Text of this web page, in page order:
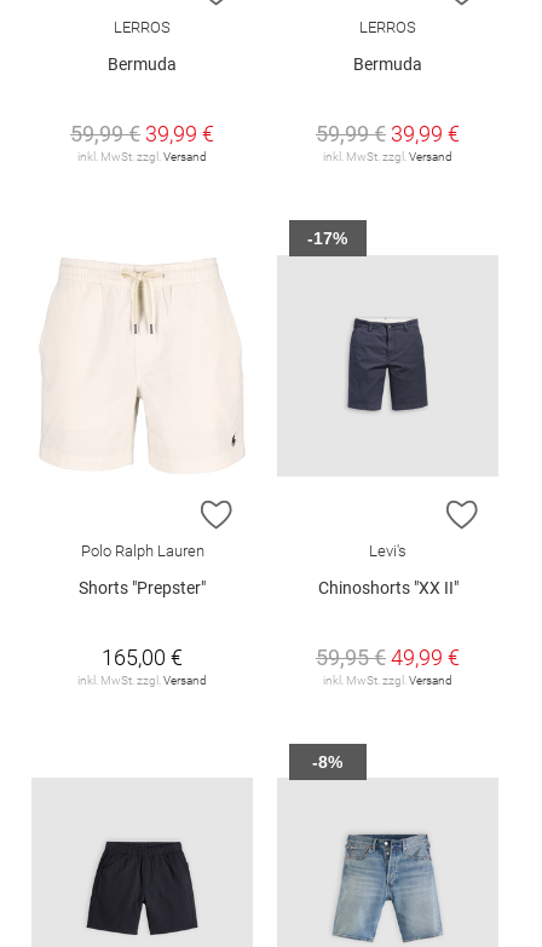
LERROS
Bermuda
59,99 € 39,99 €
inkl. MwSt. zzgl. Versand
LERROS
Bermuda
59,99 € 39,99 €
inkl. MwSt. zzgl. Versand
ZUR WUNSCHLISTE HINZUFÜGEN
Polo Ralph Lauren
Shorts "Prepster"
165,00 €
inkl. MwSt. zzgl. Versand
ZUR
Levi's
Chinoshorts "XX II"
59,95 €49,99 €
inkl. MwSt. zzgl. Versand
-17%
-8%